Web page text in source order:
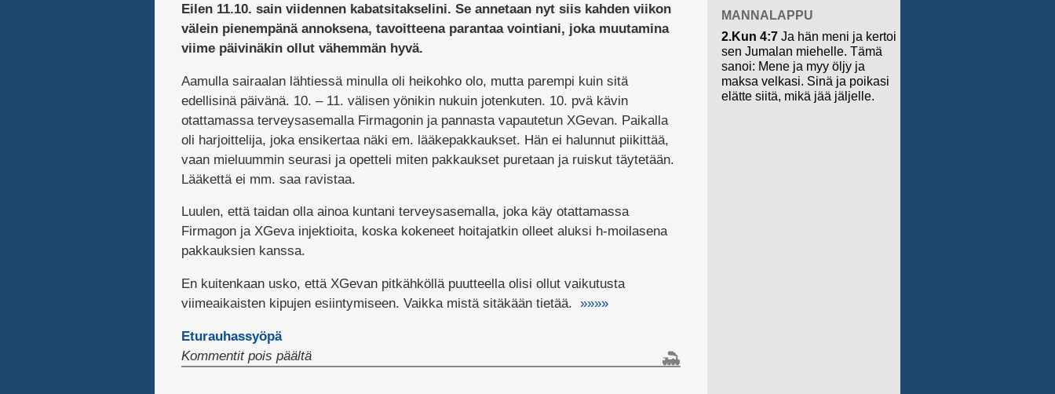
Eilen 11.10. sain viidennen kabatsitakselini. Se annetaan nyt siis kahden viikon
välein pienempänä annoksena, tavoitteena parantaa vointiani, joka muutamina
viime päivinäkin ollut vähemmän hyvä.
Aamulla sairaalan lähtiessä minulla oli heikohko olo, mutta parempi kuin sitä
edellisinä päivänä. 10. – 11. välisen yönikin nukuin jotenkuten. 10. pvä kävin
otattamassa terveysasemalla Firmagonin ja pannasta vapautetun XGevan. Paikalla
oli harjoittelija, joka ensikertaa näki em. lääkepakkaukset. Hän ei halunnut piikittää,
vaan mieluummin seurasi ja opetteli miten pakkaukset puretaan ja ruiskut täytetään.
Lääkettä ei mm. saa ravistaa.
Luulen, että taidan olla ainoa kuntani terveysasemalla, joka käy otattamassa
Firmagon ja XGeva injektioita, koska kokeneet hoitajatkin olleet aluksi h-moilasena
pakkauksien kanssa.
En kuitenkaan usko, että XGevan pitkähköllä puutteella olisi ollut vaikutusta
viimeaikaisten kipujen esiintymiseen. Vaikka mistä sitäkään tietää. »»»»
Eturauhassyöpä
Kommentit pois päältäartikkelissa
MANNALAPPU
2.Kun 4:7 Ja hän meni ja kertoi
sen Jumalan miehelle. Tämä
sanoi: Mene ja myy öljy ja
maksa velkasi. Sinä ja poikasi
elätte siitä, mikä jää jäljelle.